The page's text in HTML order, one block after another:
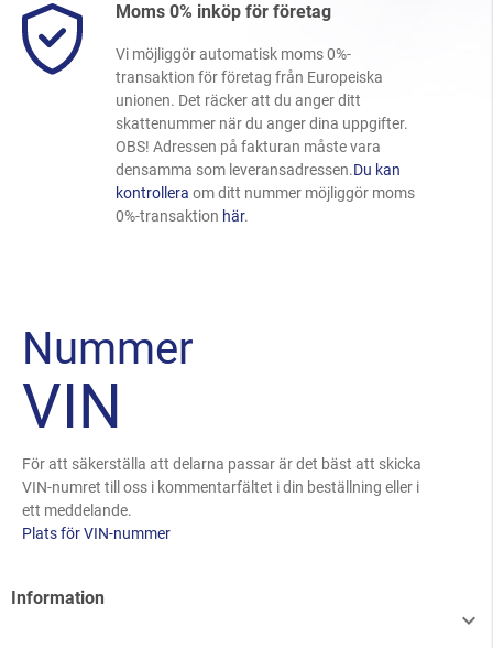
Moms 0% inköp för företag
Vi möjliggör automatisk moms 0%-
transaktion för företag från Europeiska
unionen. Det räcker att du anger ditt
skattenummer när du anger dina uppgifter.
OBS! Adressen på fakturan måste vara
densamma som leveransadressen.Du kan
kontrollera om ditt nummer möjliggör moms
0%-transaktion här.
Nummer
VIN
För att säkerställa att delarna passar är det bäst att skicka
VIN-numret till oss i kommentarfältet i din beställning eller i
ett meddelande.
Plats för VIN-nummer
Information
